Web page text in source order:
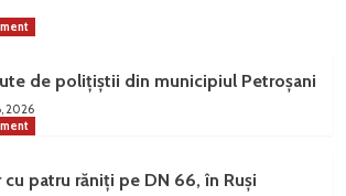
de polițiștii din municipiul Petroșani
2026
patru răniți pe DN 66, în Ruși